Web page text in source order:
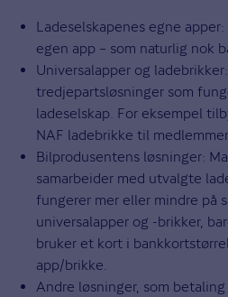
Ladeselskapenes egne
egen app – som naturlig nok
Universalapper og
tredjepartsløsninger som
ladeselskap. For eksempel
NAF ladebrikke til
Bilprodusentens løsninger:
samarbeider med utvalgte
fungerer mer eller mindre på
universalapper og -brikker,
bruker et kort i
app/brikke.
Andre løsninger, som